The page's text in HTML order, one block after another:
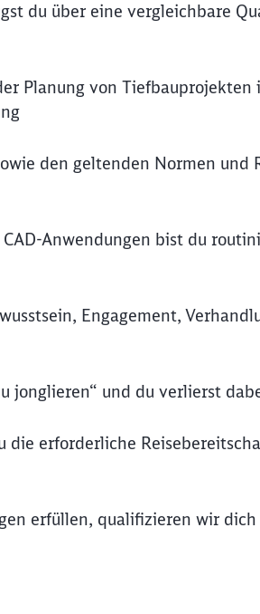
du über eine vergleichbare
Planung von Tiefbauprojekten
den geltenden Normen und
Anwendungen bist du
Engagement,
jonglieren“ und du verlierst
die erforderliche
erfüllen, qualifizieren wir
Möchten Sie zuweitergeleitet